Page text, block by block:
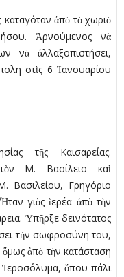
ἀπὸ τὸ χωριὸ
Ἀρνούμενος νὰ
νὰ ἀλλαξοπιστήσει,
στὶς 6 Ἰανουαρίου
τῆς Καισαρείας.
Μ. Βασίλειο καὶ
Βασιλείου, Γρηγόριο
γιὸς ἱερέα ἀπὸ τὴν
Ὑπῆρξε δεινότατος
τὴν σωφροσύνη του,
ἀπὸ τὴν κατάσταση
Ἱεροσόλυμα, ὅπου πάλι